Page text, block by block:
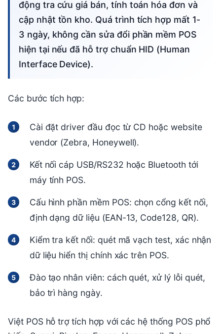
động tra cứu giá bán, tính toán hóa đơn và
cập nhật tồn kho. Quá trình tích hợp mất 1-
3 ngày, không cần sửa đổi phần mềm POS
hiện tại nếu đã hỗ trợ chuẩn HID (Human
Interface Device).
Các bước tích hợp:
Cài đặt driver đầu đọc từ CD hoặc website
vendor (Zebra, Honeywell).
Kết nối cáp USB/RS232 hoặc Bluetooth tới
máy tính POS.
Cấu hình phần mềm POS: chọn cổng kết nối,
định dạng dữ liệu (EAN-13, Code128, QR).
Kiểm tra kết nối: quét mã vạch test, xác nhận
dữ liệu hiển thị chính xác trên POS.
Đào tạo nhân viên: cách quét, xử lý lỗi quét,
bảo trì hàng ngày.
Việt POS hỗ trợ tích hợp với các hệ thống POS phổ